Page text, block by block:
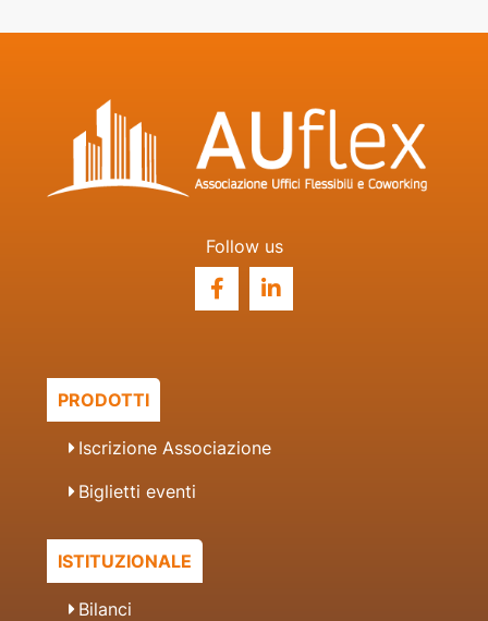
Follow us
PRODOTTI
Iscrizione Associazione
Biglietti eventi
ISTITUZIONALE
Bilanci